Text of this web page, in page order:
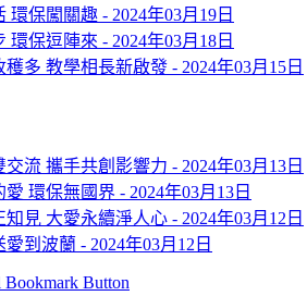
環保闖關趣 - 2024年03月19日
環保逗陣來 - 2024年03月18日
穫多 教學相長新啟發 - 2024年03月15日
交流 攜手共創影響力 - 2024年03月13日
愛 環保無國界 - 2024年03月13日
知見 大愛永續淨人心 - 2024年03月12日
愛到波蘭 - 2024年03月12日